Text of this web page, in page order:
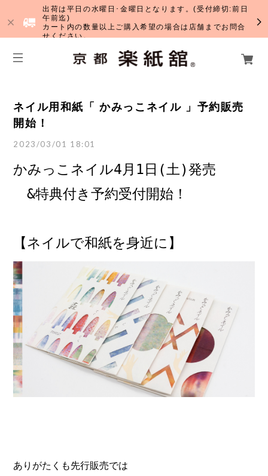
出荷は平日の水曜日･金曜日となります。(受付締切:前日
午前迄)
カート内の数量以上ご購入希望の場合は店舗までお問合
せください。
ネイル用和紙「 かみっこネイル 」予約販売
開始！
2023/03/01 18:01
かみっこネイル4月1日(土)発売
&特典付き予約受付開始！
ありがたくも先行販売では